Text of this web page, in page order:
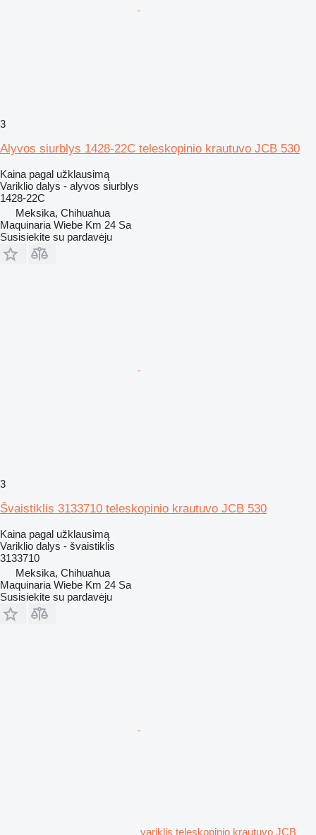
3
Alyvos siurblys 1428-22C teleskopinio krautuvo JCB 530
Kaina pagal užklausimą
Variklio dalys - alyvos siurblys
1428-22C
Meksika, Chihuahua
Maquinaria Wiebe Km 24 Sa
Susisiekite su pardavėju
3
Švaistiklis 3133710 teleskopinio krautuvo JCB 530
Kaina pagal užklausimą
Variklio dalys - švaistiklis
3133710
Meksika, Chihuahua
Maquinaria Wiebe Km 24 Sa
Susisiekite su pardavėju
variklis teleskopinio krautuvo JCB